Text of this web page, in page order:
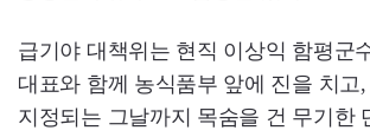
급기야 대책위는 현직 이상익 함평군
대표와 함께 농식품부 앞에 진을 치고
지정되는 그날까지 목숨을 건 무기한